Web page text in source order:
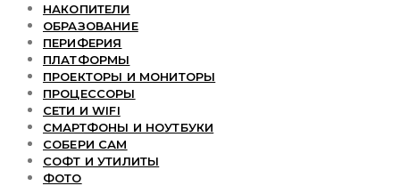
НАКОПИТЕЛИ
ОБРАЗОВАНИЕ
ПЕРИФЕРИЯ
ПЛАТФОРМЫ
ПРОЕКТОРЫ И МОНИТОРЫ
ПРОЦЕССОРЫ
СЕТИ И WIFI
СМАРТФОНЫ И НОУТБУКИ
СОБЕРИ САМ
СОФТ И УТИЛИТЫ
ФОТО